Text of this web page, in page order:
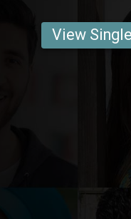
View